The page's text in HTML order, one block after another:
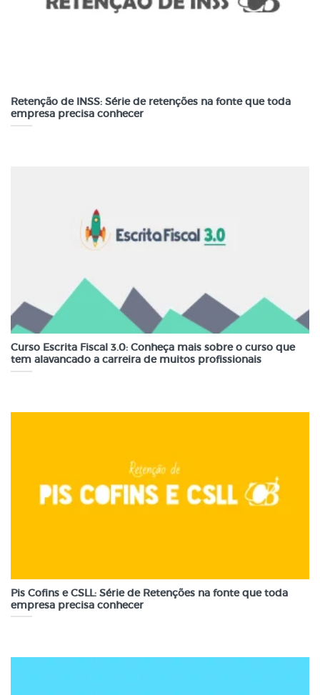
Retenção de INSS: Série de retenções na fonte que toda
empresa precisa conhecer
Curso Escrita Fiscal 3.0: Conheça mais sobre o curso que
tem alavancado a carreira de muitos profissionais
Pis Cofins e CSLL: Série de Retenções na fonte que toda
empresa precisa conhecer